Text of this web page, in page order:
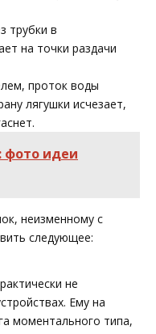
трубки в
на точки раздачи
проток воды
лягушки исчезает,
фото идеи
неизменному с
следующее:
не
Ему на
моментального типа,